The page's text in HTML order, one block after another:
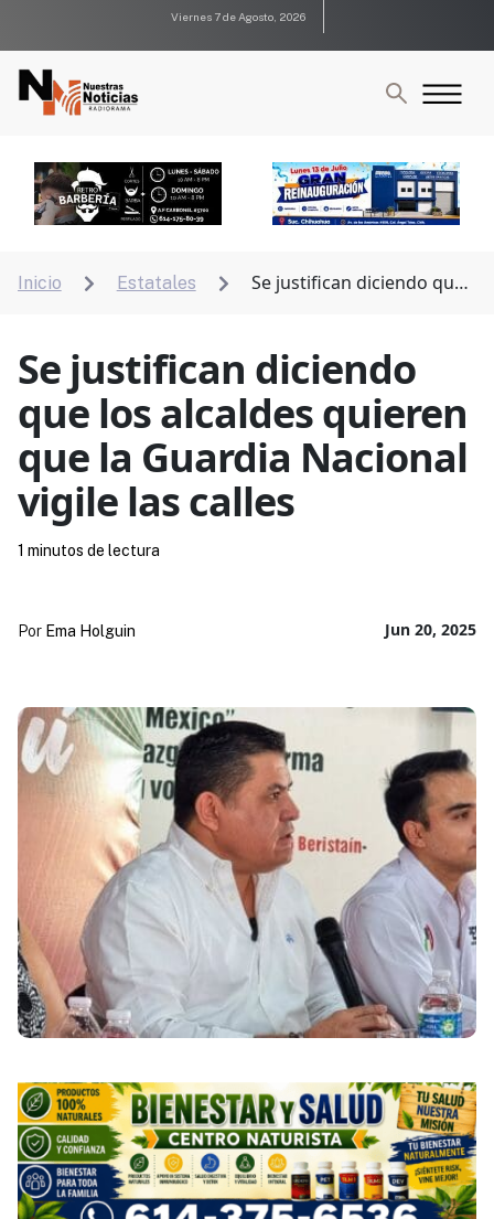
Viernes 7 de Agosto, 2026
Inicio  Estatales 
Se justifican diciendo que
Se justifican diciendo
que los alcaldes quieren
que la Guardia Nacional
vigile las calles
Jun 20, 2025
Por Ema Holguin
1 minutos de lectura